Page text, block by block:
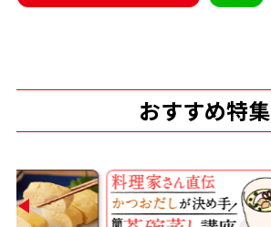
おすすめ特集